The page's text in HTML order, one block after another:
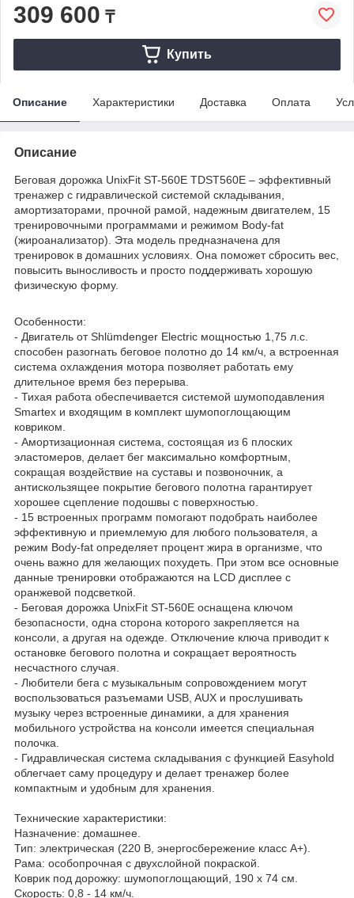
309 600 ₸
Купить
Описание Характеристики Доставка Оплата
Описание
Беговая дорожка UnixFit ST-560E TDST560E – эффективный
тренажер с гидравлической системой складывания,
амортизаторами, прочной рамой, надежным двигателем, 15
тренировочными программами и режимом Body-fat
(жироанализатор). Эта модель предназначена для
тренировок в домашних условиях. Она поможет сбросить вес,
повысить выносливость и просто поддерживать хорошую
физическую форму.
Особенности:
- Двигатель от Shlümdenger Electric мощностью 1,75 л.с.
способен разогнать беговое полотно до 14 км/ч, а встроенная
система охлаждения мотора позволяет работать ему
длительное время без перерыва.
- Тихая работа обеспечивается системой шумоподавления
Smartex и входящим в комплект шумопоглощающим
ковриком.
- Амортизационная система, состоящая из 6 плоских
эластомеров, делает бег максимально комфортным,
сокращая воздействие на суставы и позвоночник, а
антискользящее покрытие бегового полотна гарантирует
хорошее сцепление подошвы с поверхностью.
- 15 встроенных программ помогают подобрать наиболее
эффективную и приемлемую для любого пользователя, а
режим Body-fat определяет процент жира в организме, что
очень важно для желающих похудеть. При этом все основные
данные тренировки отображаются на LCD дисплее с
оранжевой подсветкой.
- Беговая дорожка UnixFit ST-560E оснащена ключом
безопасности, одна сторона которого закрепляется на
консоли, а другая на одежде. Отключение ключа приводит к
остановке бегового полотна и сокращает вероятность
несчастного случая.
- Любители бега с музыкальным сопровождением могут
воспользоваться разъемами USB, AUX и прослушивать
музыку через встроенные динамики, а для хранения
мобильного устройства на консоли имеется специальная
полочка.
- Гидравлическая система складывания с функцией Easyhold
облегчает саму процедуру и делает тренажер более
компактным и удобным для хранения.
Технические характеристики:
Назначение: домашнее.
Тип: электрическая (220 В, энергосбережение класс А+).
Рама: особопрочная с двухслойной покраской.
Коврик под дорожку: шумопоглощающий, 190 х 74 см.
Скорость: 0,8 - 14 км/ч.